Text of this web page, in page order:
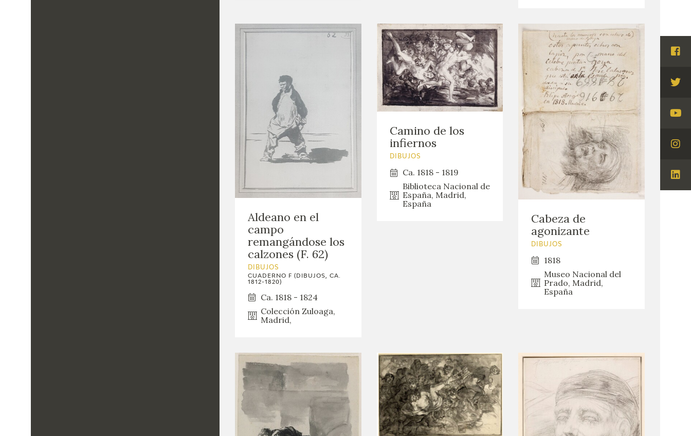
Aldeano en el
campo
remangándose los
calzones (F. 62)
DIBUJOS
CUADERNO F (DIBUJOS, CA.
1812-1820)
Ca. 1818 - 1824
Colección Zuloaga,
Madrid,
Camino de los
infiernos
DIBUJOS
Ca. 1818 - 1819
Biblioteca Nacional de
España, Madrid,
España
Cabeza de
agonizante
DIBUJOS
1818
Museo Nacional del
Prado, Madrid,
España